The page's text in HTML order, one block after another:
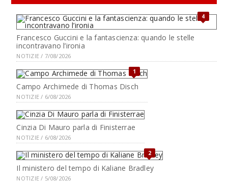
4
Francesco Guccini e la fantascienza: quando le stelle
incontravano l’ironia
NOTIZIE / 7/08/2026
1
Campo Archimede di Thomas Disch
NOTIZIE / 6/08/2026
Cinzia Di Mauro parla di Finisterrae
NOTIZIE / 6/08/2026
2
Il ministero del tempo di Kaliane Bradley
NOTIZIE / 5/08/2026